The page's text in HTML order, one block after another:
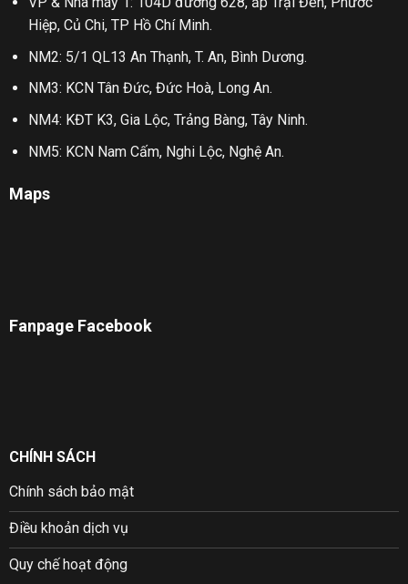
Hiệp, Củ Chi, TP Hồ Chí Minh.
NM2: 5/1 QL13 An Thạnh, T. An, Bình Dương.
NM3: KCN Tân Đức, Đức Hoà, Long An.
NM4: KĐT K3, Gia Lộc, Trảng Bàng, Tây Ninh.
NM5: KCN Nam Cấm, Nghi Lộc, Nghệ An.
Maps
Fanpage Facebook
CHÍNH SÁCH
Chính sách bảo mật
Điều khoản dịch vụ
Quy chế hoạt động